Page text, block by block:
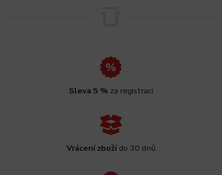
Sleva 5 % za registraci
Vrácení zbožído 30 dnů